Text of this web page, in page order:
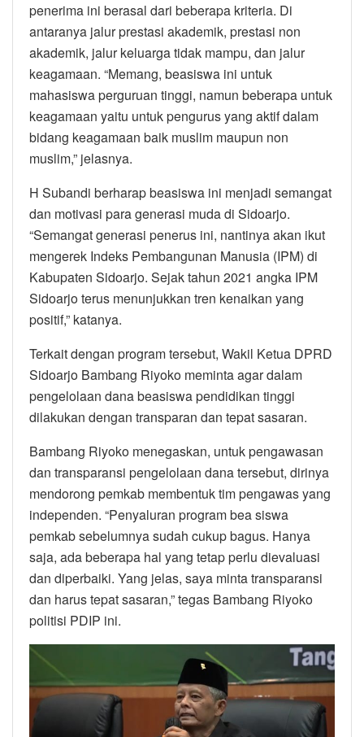
penerima ini berasal dari beberapa kriteria. Di
antaranya jalur prestasi akademik, prestasi non
akademik, jalur keluarga tidak mampu, dan jalur
keagamaan. “Memang, beasiswa ini untuk
mahasiswa perguruan tinggi, namun beberapa untuk
keagamaan yaitu untuk pengurus yang aktif dalam
bidang keagamaan baik muslim maupun non
muslim,” jelasnya.
H Subandi berharap beasiswa ini menjadi semangat
dan motivasi para generasi muda di Sidoarjo.
“Semangat generasi penerus ini, nantinya akan ikut
mengerek Indeks Pembangunan Manusia (IPM) di
Kabupaten Sidoarjo. Sejak tahun 2021 angka IPM
Sidoarjo terus menunjukkan tren kenaikan yang
positif,” katanya.
Terkait dengan program tersebut, Wakil Ketua DPRD
Sidoarjo Bambang Riyoko meminta agar dalam
pengelolaan dana beasiswa pendidikan tinggi
dilakukan dengan transparan dan tepat sasaran.
Bambang Riyoko menegaskan, untuk pengawasan
dan transparansi pengelolaan dana tersebut, dirinya
mendorong pemkab membentuk tim pengawas yang
independen. “Penyaluran program bea siswa
pemkab sebelumnya sudah cukup bagus. Hanya
saja, ada beberapa hal yang tetap perlu dievaluasi
dan diperbaiki. Yang jelas, saya minta transparansi
dan harus tepat sasaran,” tegas Bambang Riyoko
politisi PDIP ini.